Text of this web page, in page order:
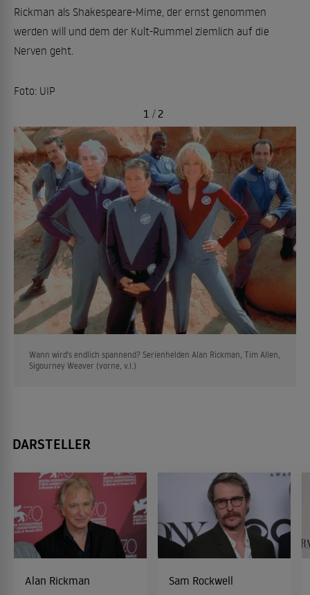
Rickman als Shakespeare-Mime, der ernst genommen
werden will und dem der Kult-Rummel ziemlich auf die
Nerven geht.
Foto: UIP
Wann wird's endlich spannend? Serienhelden Alan Rickman, Tim Allen,
Sigourney Weaver (vorne, v.l.)
1 / 2
DARSTELLER
Alan Rickman Sam Rockwell